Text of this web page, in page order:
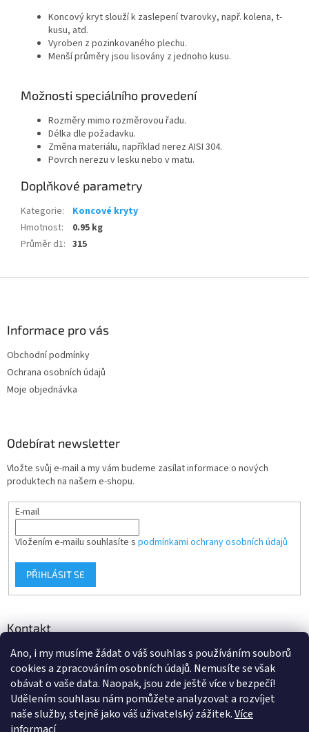
Ano, i my musíme žádat o váš souhlas s používáním souborů
cookies a zpracováním osobních údajů. Nemusíte se však
obávat o vaše data. Naopak, jsou zde ještě více v bezpečí!
Udělením souhlasu nám pomůžete analyzovat a rozvíjet
naše služby, stejně jako váš uživatelský zážitek.Více
Koncový kryt slouží k zaslepení tvarovky, např. kolena, t-
kusu, atd.
Vyroben z pozinkovaného plechu.
Menší průměry jsou lisovány z jednoho kusu.
Možnosti speciálního provedení
Rozměry mimo rozměrovou řadu.
Délka dle požadavku.
Změna materiálu, například nerez AISI 304.
Povrch nerezu v lesku nebo v matu.
Doplňkové parametry
Kategorie:
Koncové kryty
Hmotnost:
0.95 kg
Průměr d1: 315
Informace pro vás
Obchodní podmínky
Ochrana osobních údajů
Moje objednávka
Odebírat newsletter
Vložte svůj e-mail a my vám budeme zasílat informace o nových
produktech na našem e-shopu.
E-mail
Vložením e-mailu souhlasíte s podmínkami ochrany osobních údajů
PŘIHLÁSIT SE
Kontakt
info@d-klima.cz
+420 517 357 288